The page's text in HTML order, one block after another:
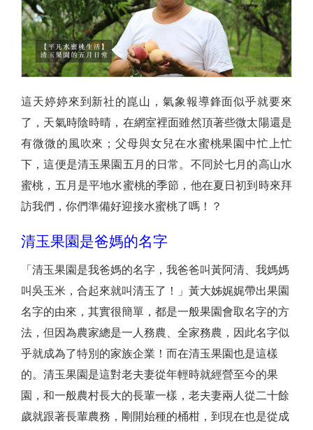
這天婷婷來到新社的崑山，氣象報導鋒面似乎就要來
了，天氣時陰時晴，在網室裡面雖然頂著些微太陽還是
有微微的風吹來；父母與女兒在水蜜桃果園中忙上忙
下，這便是清玉果園五月的日常。不同於七月的高山水
蜜桃，五月是平地水蜜桃的季節，他在夏日初到時來拜
訪我們，你們準備好迎接水蜜桃了嗎！？
清玉果園是爸媽的名字
「清玉果園是我爸媽的名字，我爸爸叫黃阿清、我媽媽
叫吳玉米，合起來就叫清玉了！」黃大姊娓娓帶出果園
名字的由來，其實很簡單，都是一般果園會取名字的方
法，但因為農家總是一人務農、全家務農，因此名字似
乎就成為了特別的家族企業！而在清玉果園也是這樣
的。清玉果園是這對老夫妻從年輕時就經營至今的果
園，和一般農村長大的長輩一樣，老夫妻兩人從二十餘
歲就跟著長輩農務，剛開始種的桶柑，到現在也是從成